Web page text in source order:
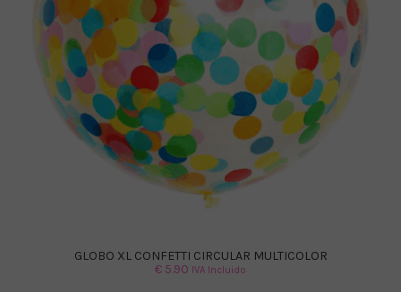
GLOBO XL CONFETTI CIRCULAR MULTICOLOR
€ 5.90 IVA Incluido